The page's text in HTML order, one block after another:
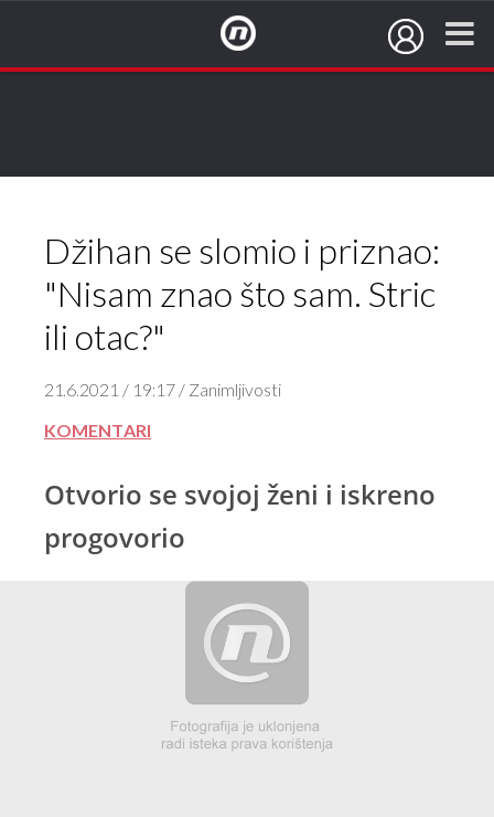
Džihan se slomio i priznao:
"Nisam znao što sam. Stric
ili otac?"
21.6.2021 / 19:17 / Zanimljivosti
KOMENTARI
Otvorio se svojoj ženi i iskreno
progovorio